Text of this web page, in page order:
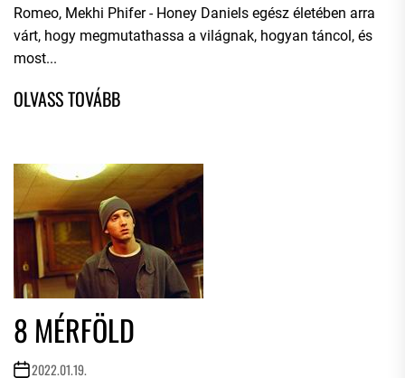
Romeo, Mekhi Phifer - Honey Daniels egész életében arra
várt, hogy megmutathassa a világnak, hogyan táncol, és
most...
8 MÉRFÖLD
2022.01.19.